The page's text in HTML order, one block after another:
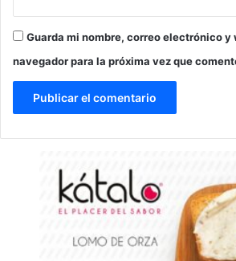
Guarda mi nombre, correo electrónico y
navegador para la próxima vez que